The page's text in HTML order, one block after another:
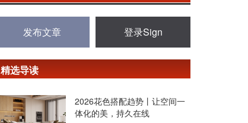
发布文章 登录Sign
精选导读
2026花色搭配趋势丨让空间一
体化的美，持久在线